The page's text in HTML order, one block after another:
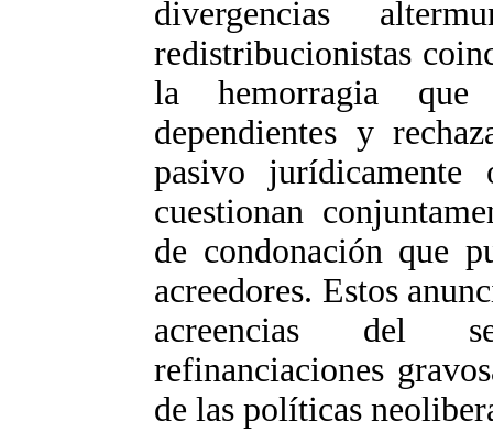
divergencias
redistribucionistas
la hemorragia que
dependientes y
pasivo
cuestionan
de condonación que
acreedores. Estos
acreencias del
refinanciaciones
de las políticas